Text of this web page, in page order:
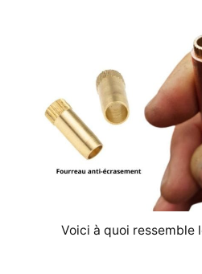
Voici à quoi ressemble